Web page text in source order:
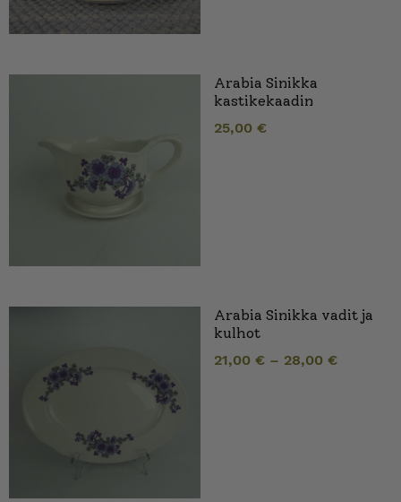
Arabia Sinikka
kastikekaadin
25,00 €
Arabia Sinikka vadit ja
kulhot
21,00 € – 28,00 €